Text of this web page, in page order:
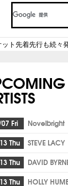
ト先着先行も続々
Fri
Novelbright
Thu
STEVE LACY
Thu DAVID
Thu HOLLY